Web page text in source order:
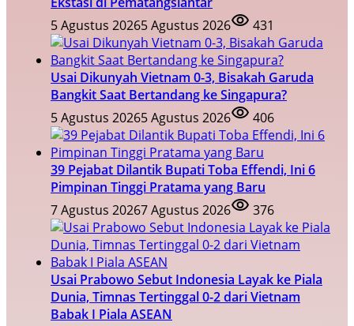
5 Agustus 20265 Agustus 2026 431
Usai Dikunyah Vietnam 0-3, Bisakah Garuda
Bangkit Saat Bertandang ke Singapura?
5 Agustus 20265 Agustus 2026 406
39 Pejabat Dilantik Bupati Toba Effendi, Ini 6
Pimpinan Tinggi Pratama yang Baru
7 Agustus 20267 Agustus 2026 376
Usai Prabowo Sebut Indonesia Layak ke Piala
Dunia, Timnas Tertinggal 0-2 dari Vietnam
Babak I Piala ASEAN